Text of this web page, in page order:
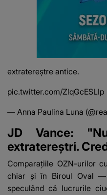
extratereștre antice.
pic.twitter.com/ZlqGcESLIp
— Anna Paulina Luna
JD Vance:
extratereștri.
Comparațiile OZN-urilor
chiar și în Biroul Oval —
speculând că lucrurile